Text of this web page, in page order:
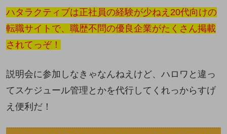
ハタラクティブは正社員の経験が少ねえ20代向けの
転職サイトで、職歴不問の優良企業がたくさん掲載
されてっぞ！
説明会に参加しなきゃなんねえけど、ハロワと違っ
てスケジュール管理とかを代行してくれっからすげ
え便利だ！